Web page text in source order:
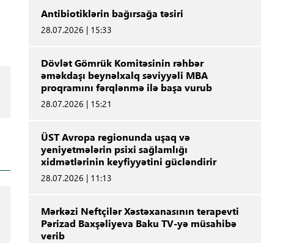
Antibiotiklərin bağırsağa təsiri
28.07.2026 | 15:33
Dövlət Gömrük Komitəsinin rəhbər
əməkdaşı beynəlxalq səviyyəli MBA
proqramını fərqlənmə ilə başa vurub
28.07.2026 | 15:21
ÜST Avropa regionunda uşaq və
yeniyetmələrin psixi sağlamlığı
xidmətlərinin keyfiyyətini gücləndirir
28.07.2026 | 11:13
Mərkəzi Neftçilər Xəstəxanasının terapevti
Pərizad Baxşəliyeva Baku TV-yə müsahibə
verib